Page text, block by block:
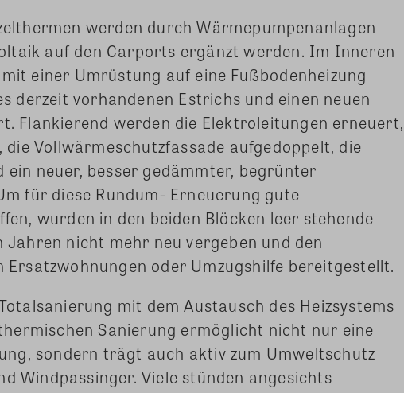
werden durch Wärmepumpenanlagen
auf den Carports ergänzt werden. Im Inneren
einer Umrüstung auf eine Fußbodenheizung
derzeit vorhandenen Estrichs und einen neuen
Flankierend werden die Elektroleitungen erneuert,
Vollwärmeschutzfassade aufgedoppelt, die
ein neuer, besser gedämmter, begrünter
für diese Rundum- Erneuerung gute
wurden in den beiden Blöcken leer stehende
nicht mehr neu vergeben und den
Ersatzwohnungen oder Umzugshilfe bereitgestellt.
mit dem Austausch des Heizsystems
Sanierung ermöglicht nicht nur eine
sondern trägt auch aktiv zum Umweltschutz
Windpassinger. Viele stünden angesichts